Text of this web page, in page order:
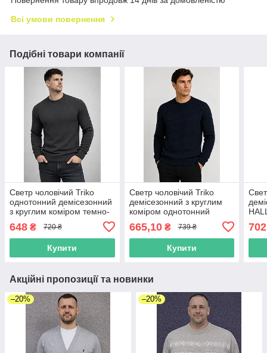
Всі умови повернення
Подібні товари компанії
Светр чоловічий Triko
однотонний демісезонний
з круглим коміром темно-
648 ₴ 720 ₴
Купити
Светр чоловічий Triko
демісезонний з круглим
коміром однотонний
665,10₴ 739 ₴
Купити
Акційні пропозиції та новинки
–20% –20%